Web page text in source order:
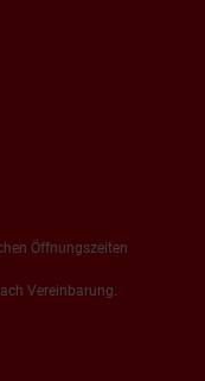
Öffnungszeiten
Vereinbarung.